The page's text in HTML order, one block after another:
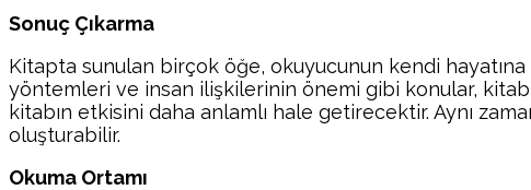
Sonuç Çıkarma
Kitapta sunulan birçok öğe, okuyucunun kendi hayatına
yöntemleri ve insan ilişkilerinin önemi gibi konular,
kitabın etkisini daha anlamlı hale getirecektir. Aynı
oluşturabilir.
Okuma Ortamı